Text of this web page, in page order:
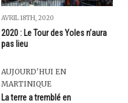
AVRIL 18TH, 2020
2020 : Le Tour des Yoles n’aura
pas lieu
AUJOURD'HUI EN
MARTINIQUE
La terre a tremblé en